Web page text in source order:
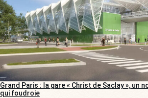
Grand Paris : la gare « Christ de Saclay », un
qui foudroie